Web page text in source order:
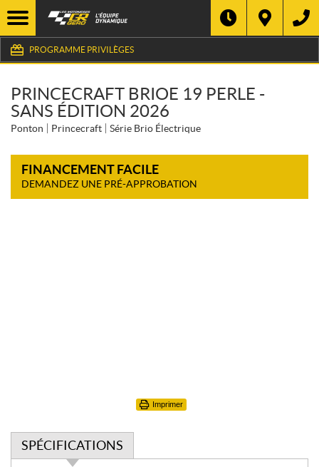
PROGRAMME PRIVILÈGES
PRINCECRAFT BRIOE 19 PERLE -
SANS ÉDITION 2026
Ponton Princecraft Série Brio Électrique
FINANCEMENT FACILE
DEMANDEZ UNE PRÉ-APPROBATION
Imprimer
SPÉCIFICATIONS